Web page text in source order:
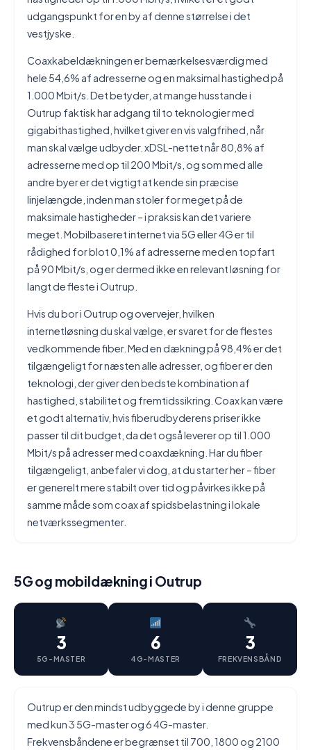
udgangspunkt for en by af denne størrelse i det
vestjyske.
Coaxkabeldækningen er bemærkelsesværdig med
hele 54,6% af adresserne og en maksimal hastighed på
1.000 Mbit/s. Det betyder, at mange husstande i
Outrup faktisk har adgang til to teknologier med
gigabithastighed, hvilket giver en vis valgfrihed, når
man skal vælge udbyder. xDSL-nettet når 80,8% af
adresserne med op til 200 Mbit/s, og som med alle
andre byer er det vigtigt at kende sin præcise
linjelængde, inden man stoler for meget på de
maksimale hastigheder – i praksis kan det variere
meget. Mobilbaseret internet via 5G eller 4G er til
rådighed for blot 0,1% af adresserne med en topfart
på 90 Mbit/s, og er dermed ikke en relevant løsning for
langt de fleste i Outrup.
Hvis du bor i Outrup og overvejer, hvilken
internetløsning du skal vælge, er svaret for de flestes
vedkommende fiber. Med en dækning på 98,4% er det
tilgængeligt for næsten alle adresser, og fiber er den
teknologi, der giver den bedste kombination af
hastighed, stabilitet og fremtidssikring. Coax kan være
et godt alternativ, hvis fiberudbyderens priser ikke
passer til dit budget, da det også leverer op til 1.000
Mbit/s på adresser med coaxdækning. Har du fiber
tilgængeligt, anbefaler vi dog, at du starter her – fiber
er generelt mere stabilt over tid og påvirkes ikke på
samme måde som coax af spidsbelastning i lokale
netværkssegmenter.
5G og mobildækning i Outrup
3
5G-MASTER
6
4G-MASTER
3
FREKVENSBÅND
Outrup er den mindst udbyggede by i denne gruppe
med kun 3 5G-master og 6 4G-master.
Frekvensbåndene er begrænset til 700, 1800 og 2100